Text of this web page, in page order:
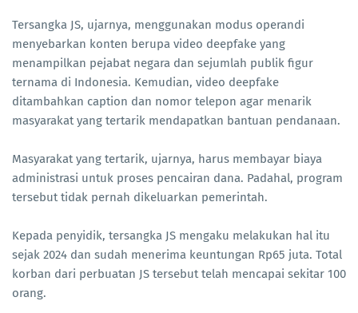
Tersangka JS, ujarnya, menggunakan modus operandi
menyebarkan konten berupa video deepfake yang
menampilkan pejabat negara dan sejumlah publik figur
ternama di Indonesia. Kemudian, video deepfake
ditambahkan caption dan nomor telepon agar menarik
masyarakat yang tertarik mendapatkan bantuan pendanaan.
Masyarakat yang tertarik, ujarnya, harus membayar biaya
administrasi untuk proses pencairan dana. Padahal, program
tersebut tidak pernah dikeluarkan pemerintah.
Kepada penyidik, tersangka JS mengaku melakukan hal itu
sejak 2024 dan sudah menerima keuntungan Rp65 juta. Total
korban dari perbuatan JS tersebut telah mencapai sekitar 100
orang.